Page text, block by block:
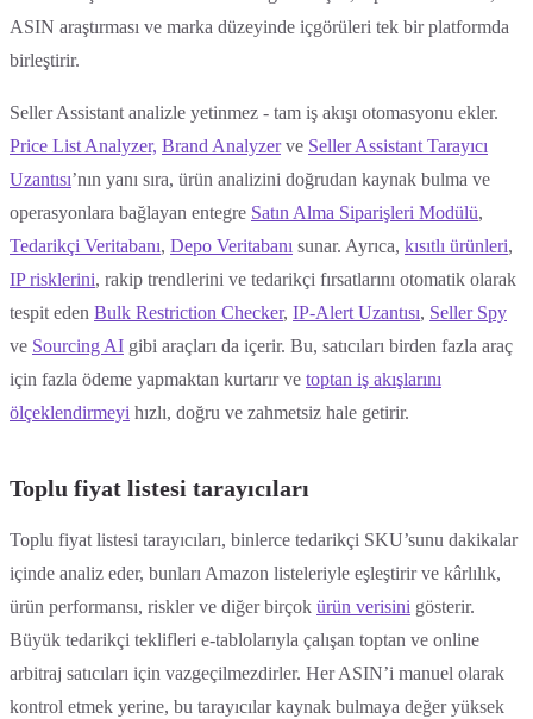
ASIN araştırması ve marka düzeyinde içgörüleri tek bir platformda
birleştirir.
Seller Assistant analizle yetinmez - tam iş akışı otomasyonu ekler.
Price List Analyzer, Brand Analyzerve Seller Assistant Tarayıcı
Uzantısı’nın yanı sıra, ürün analizini doğrudan kaynak bulma ve
operasyonlara bağlayan entegre Satın Alma Siparişleri Modülü,
Tedarikçi Veritabanı, Depo Veritabanı sunar. Ayrıca, kısıtlı ürünleri,
IP risklerini, rakip trendlerini ve tedarikçi fırsatlarını otomatik olarak
tespit eden Bulk Restriction Checker, IP-Alert Uzantısı, Seller Spy
ve Sourcing AI gibi araçları da içerir. Bu, satıcıları birden fazla araç
için fazla ödeme yapmaktan kurtarır ve toptan iş akışlarını
ölçeklendirmeyi hızlı, doğru ve zahmetsiz hale getirir.
Toplu fiyat listesi tarayıcıları
Toplu fiyat listesi tarayıcıları, binlerce tedarikçi SKU’sunu dakikalar
içinde analiz eder, bunları Amazon listeleriyle eşleştirir ve kârlılık,
ürün performansı, riskler ve diğer birçok ürün verisini gösterir.
Büyük tedarikçi teklifleri e-tablolarıyla çalışan toptan ve online
arbitraj satıcıları için vazgeçilmezdirler. Her ASIN’i manuel olarak
kontrol etmek yerine, bu tarayıcılar kaynak bulmaya değer yüksek